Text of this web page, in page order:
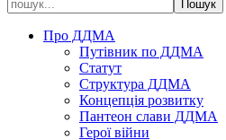
Про ДДМА
Путівник по ДДМА
Статут
Структура ДДМА
Концепція розвитку
Пантеон слави ДДМА
Герої війни